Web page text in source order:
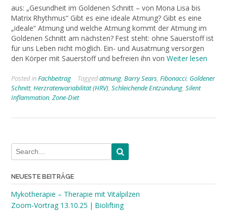
aus: „Gesundheit im Goldenen Schnitt – von Mona Lisa bis
Matrix Rhythmus“ Gibt es eine ideale Atmung? Gibt es eine
„ideale“ Atmung und welche Atmung kommt der Atmung im
Goldenen Schnitt am nächsten? Fest steht: ohne Sauerstoff ist
für uns Leben nicht möglich. Ein- und Ausatmung versorgen
den Körper mit Sauerstoff und befreien ihn von Weiter lesen
Posted inFachbeitrag Taggedatmung, Barry Sears, Fibonacci, Goldener
Schnitt, Herzratenvariabilität (HRV), Schleichende Entzündung, Silent
Inflammation, Zone-Diet
NEUESTE BEITRÄGE
Mykotherapie – Therapie mit Vitalpilzen
Zoom-Vortrag 13.10.25 | Biolifting